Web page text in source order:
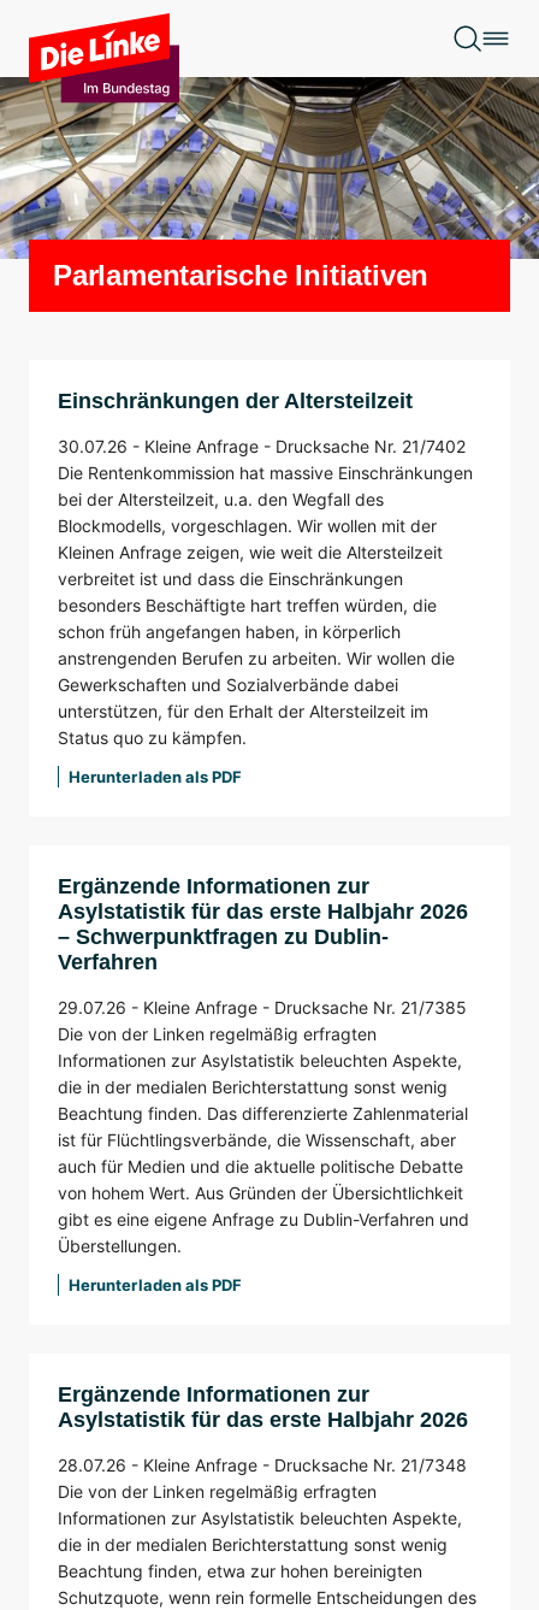
Zum Hauptinhalt springen
Parlamentarische Initiativen
Einschränkungen der Altersteilzeit
30.07.26 - Kleine Anfrage - Drucksache Nr. 21/7402
Die Rentenkommission hat massive Einschränkungen
bei der Altersteilzeit, u.a. den Wegfall des
Blockmodells, vorgeschlagen. Wir wollen mit der
Kleinen Anfrage zeigen, wie weit die Altersteilzeit
verbreitet ist und dass die Einschränkungen
besonders Beschäftigte hart treffen würden, die
schon früh angefangen haben, in körperlich
anstrengenden Berufen zu arbeiten. Wir wollen die
Gewerkschaften und Sozialverbände dabei
unterstützen, für den Erhalt der Altersteilzeit im
Status quo zu kämpfen.
Herunterladen als PDF
Ergänzende Informationen zur
Asylstatistik für das erste Halbjahr 2026
– Schwerpunktfragen zu Dublin-
Verfahren
29.07.26 - Kleine Anfrage - Drucksache Nr. 21/7385
Die von der Linken regelmäßig erfragten
Informationen zur Asylstatistik beleuchten Aspekte,
die in der medialen Berichterstattung sonst wenig
Beachtung finden. Das differenzierte Zahlenmaterial
ist für Flüchtlingsverbände, die Wissenschaft, aber
auch für Medien und die aktuelle politische Debatte
von hohem Wert. Aus Gründen der Übersichtlichkeit
gibt es eine eigene Anfrage zu Dublin-Verfahren und
Überstellungen.
Herunterladen als PDF
Ergänzende Informationen zur
Asylstatistik für das erste Halbjahr 2026
28.07.26 - Kleine Anfrage - Drucksache Nr. 21/7348
Die von der Linken regelmäßig erfragten
Informationen zur Asylstatistik beleuchten Aspekte,
die in der medialen Berichterstattung sonst wenig
Beachtung finden, etwa zur hohen bereinigten
Schutzquote, wenn rein formelle Entscheidungen des